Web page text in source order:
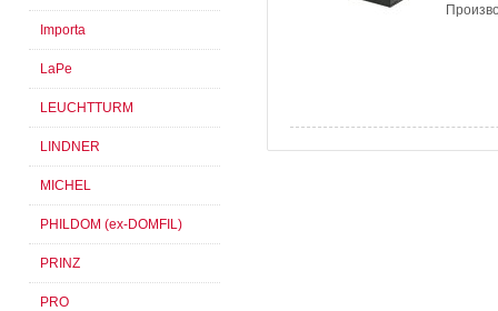
Importa
LaPe
LEUCHTTURM
LINDNER
MICHEL
PHILDOM (ex-DOMFIL)
PRINZ
PRO